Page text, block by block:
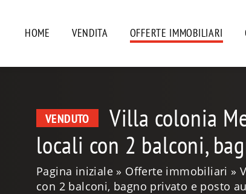
HOME VENDITA OFFERTE IMMOBILIARI
VENDUTO
Villa colonia
locali con 2 balconi,
Pagina iniziale Offerte immobiliari
con 2 balconi, bagno privato e posto